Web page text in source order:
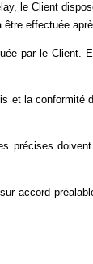
le Client
effectuée
par le Client.
et la conformité
précises
accord